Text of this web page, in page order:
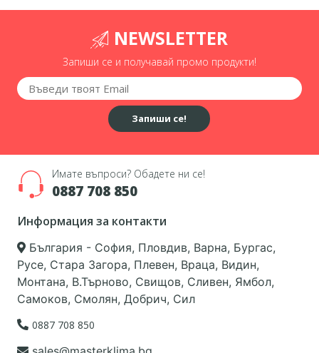
NEWSLETTER
Запиши се и получавай промо продукти!
Запиши се!
Имате въпроси? Обадете ни се!
0887 708 850
Информация за контакти
България - София, Пловдив, Варна, Бургас,
Русе, Стара Загора, Плевен, Враца, Видин,
Монтана, В.Търново, Свищов, Сливен, Ямбол,
Самоков, Смолян, Добрич, Сил
0887 708 850